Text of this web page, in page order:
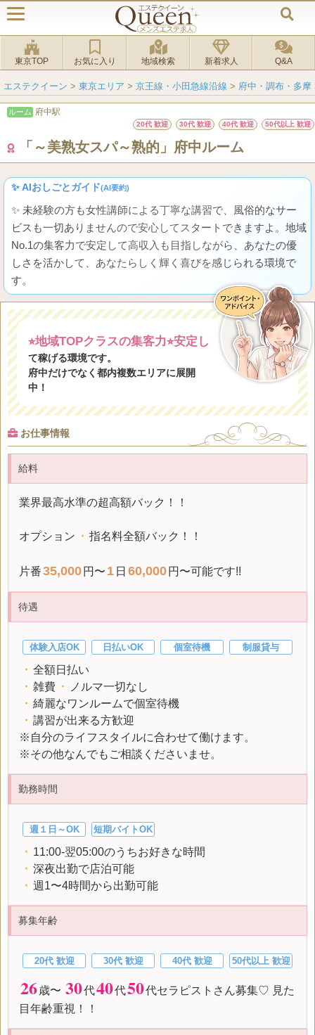
東京TOP お気に入り 地域検索 新着求人 Q&A
エステクイーン > 東京エリア > 京王線・小田急線沿線 > 府中・調布・多摩
ルーム 府中駅
20代 歓迎 30代 歓迎 40代 歓迎 50代以上 歓迎
「～美熟女スパ～熟的」府中ルーム
✨ AIおしごとガイド(AI要約)
✨ 未経験の方も女性講師による丁寧な講習で、風俗的なサー
ビスも一切ありませんので安心してスタートできますよ。地域
No.1の集客力で安定して高収入も目指しながら、あなたの優
しさを活かして、あなたらしく輝く喜びを感じられる環境で
す。
⭐地域TOPクラスの集客力⭐安定し
て稼げる環境です。
府中だけでなく都内複数エリアに展開
中！
お仕事情報
給料
業界最高水準の超高額バック！！
オプション ・ 指名料全額バック！！
片番35,000 円〜 1 日 60,000 円〜可能です!!
待遇
体験入店OK 日払いOK 個室待機 制服貸与
・ 全額日払い
・ 雑費 ・
ノルマ一切なし
・ 綺麗なワンルームで個室待機
・ 講習が出来る方歓迎
※自分のライフスタイルに合わせて働けます。
※その他なんでもご相談くださいませ。
勤務時間
週１日～OK 短期バイトOK
・ 11:00-翌05:00のうちお好きな時間
・ 深夜出勤で店泊可能
・ 週1〜4時間から出勤可能
募集年齢
20代 歓迎 30代 歓迎 40代 歓迎 50代以上 歓迎
26歳〜 30代40代50代セラピストさん募集♡ 見た
目年齢重視！！